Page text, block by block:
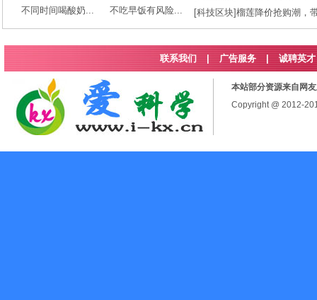
不同时间喝酸奶... 不吃早饭有风险...
[科技区块]榴莲降价抢购潮，
联系我们 广告服务 | 诚聘英才
本站部分资源来自网
Copyright @ 2012-